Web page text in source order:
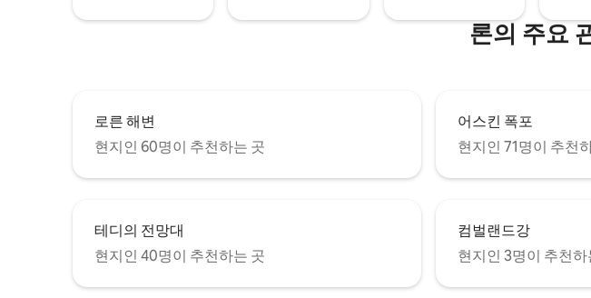
론의 주요
로른 해변
현지인 60명이 추천하는 곳
어스킨 폭포
현지인 71명이 추천
테디의 전망대
현지인 40명이 추천하는 곳
컴벌랜드강
현지인 3명이 추천하